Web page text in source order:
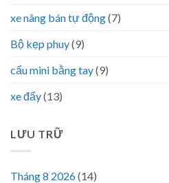
xe nâng bán tự động(7)
Bộ kẹp phuy(9)
cẩu mini bằng tay(9)
xe đẩy(13)
LƯU TRỮ
Tháng 8 2026(14)